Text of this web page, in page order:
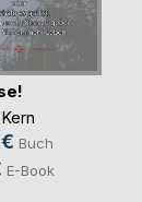
Buch
E-Book